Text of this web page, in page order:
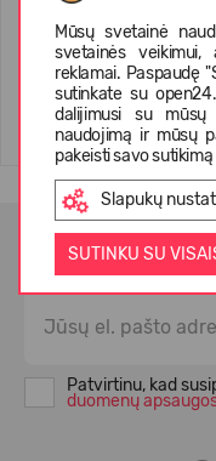
Mūsų svetainė
svetainės veikimui,
reklamai. Paspaudę
sutinkate su
dalijimusi su mūsų
naudojimą ir mūsų
pakeisti savo
Slapukų
SUTINKU SU
39,99 €
NAUJIENLAIŠKIO
Patvirtinu, kad
duomenų